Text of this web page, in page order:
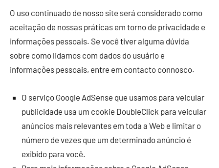
O uso continuado de nosso site será considerado como
aceitação de nossas práticas em torno de privacidade e
informações pessoais. Se você tiver alguma dúvida
sobre como lidamos com dados do usuário e
informações pessoais, entre em contacto connosco.
O serviço Google AdSense que usamos para veicular
publicidade usa um cookie DoubleClick para veicular
anúncios mais relevantes em toda a Web e limitar o
número de vezes que um determinado anúncio é
exibido para você.